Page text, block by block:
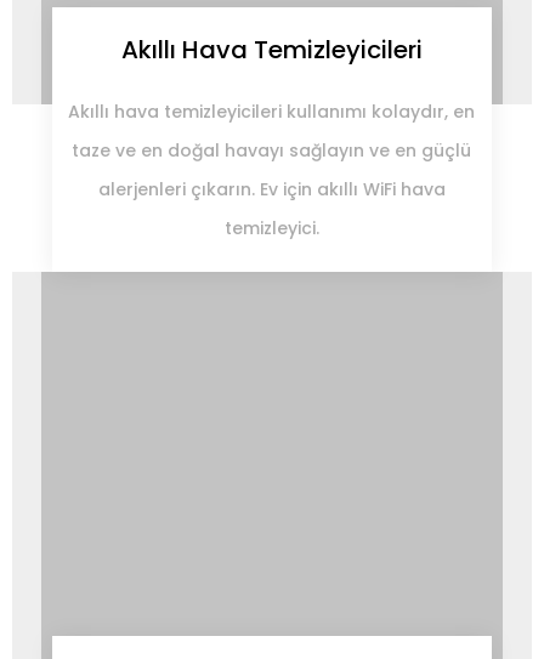
Akıllı Hava Temizleyicileri
Akıllı hava temizleyicileri kullanımı kolaydır, en
taze ve en doğal havayı sağlayın ve en güçlü
alerjenleri çıkarın. Ev için akıllı WiFi hava
temizleyici.